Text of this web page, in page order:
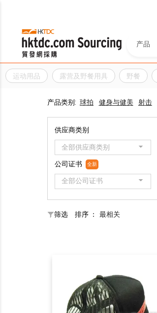
产品
运动用品 露营及野餐用具 野餐
产品类别: 球拍 健身与健美 射击
供应商类别
全部供应商类别
公司证书 全新
全部公司证书
筛选 排序 ： 最相关